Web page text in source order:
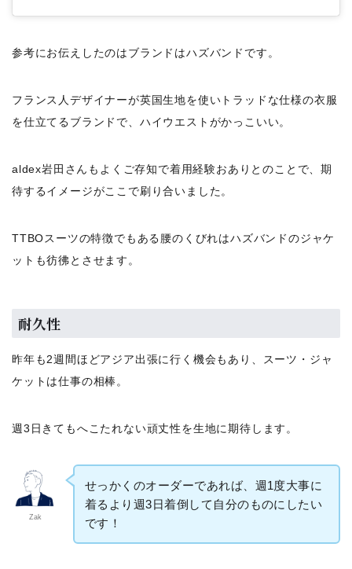
参考にお伝えしたのはブランドはハズバンドです。
フランス人デザイナーが英国生地を使いトラッドな仕様の衣服
を仕立てるブランドで、ハイウエストがかっこいい。
aldex岩田さんもよくご存知で着用経験おありとのこと で、期
待するイメージがここで刷り合いました。
TTBOスーツの特徴でもある腰のくびれはハズバンドのジャケ
ットも彷彿とさせます。
耐久性
昨年も2週間ほどアジア出張に行く機会もあり、スーツ・ジャ
ケットは仕事の相棒。
週3日きてもへこたれない頑丈性を生地に期待します。
Zak
せっかくのオーダーであれば、週1度大事に
着るより週3日着倒して自分のものにしたい
です！